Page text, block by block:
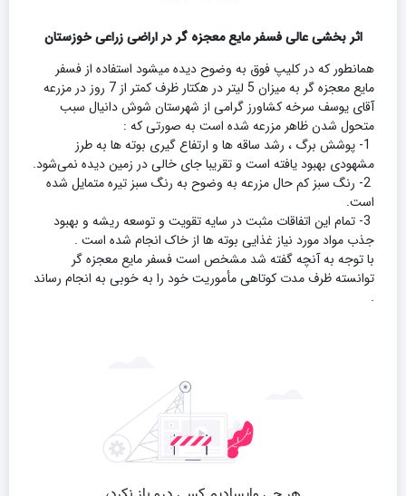
اثر بخشی عالی فسفر مایع معجزه گر در اراضی زراعی خوزستان
همانطور که در کلیپ فوق به وضوح دیده میشود استفاده از فسفر
مایع معجزه گر به میزان 5 لیتر در هکتار ظرف کمتر از 7 روز در مزرعه
آقای یوسف سرخه کشاورز گرامی از شهرستان شوش دانیال سبب
متحول شدن ظاهر مزرعه شده است به صورتی که :
1- پوشش برگ ، رشد ساقه ها و ارتفاع گیری بوته ها به طرز
مشهودی بهبود یافته است و تقریبا جای خالی در زمین دیده نمی‌شود.
2- رنگ سبز کم حال مزرعه به وضوح به رنگ سبز تیره متمایل شده
است.
3- تمام این اتفاقات مثبت در سایه تقویت و توسعه ریشه و بهبود
جذب مواد مورد نیاز غذایی بوته ها از خاک انجام شده است .
با توجه به آنچه گفته شد مشخص است فسفر مایع معجزه گر
توانسته ظرف مدت کوتاهی مأموریت خود را به خوبی به انجام رساند
.